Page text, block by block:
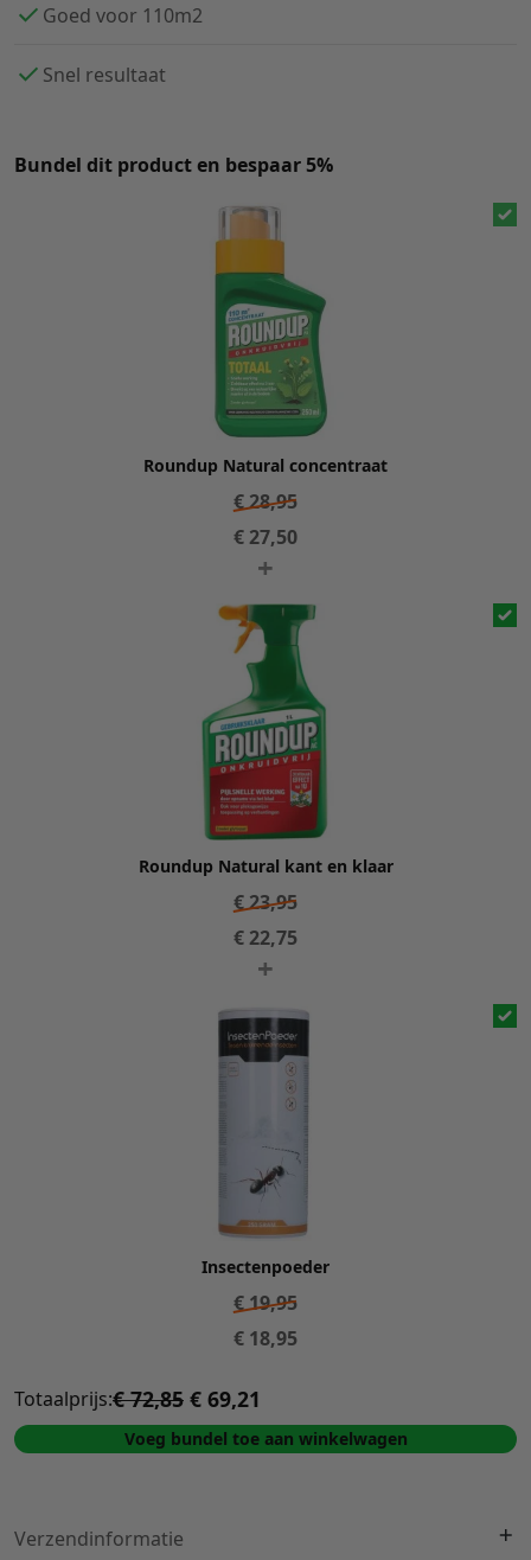
Goed voor 110m2
Snel resultaat
Bundel dit product en bespaar 5%
Roundup Natural concentraat
€28,95
€27,50
+
Roundup Natural kant en klaar
€23,95
€22,75
+
Insectenpoeder
€19,95
€ 18,95
Totaalprijs:€ 72,85 € 69,21
Voeg bundel toe aan winkelwagen
Verzendinformatie